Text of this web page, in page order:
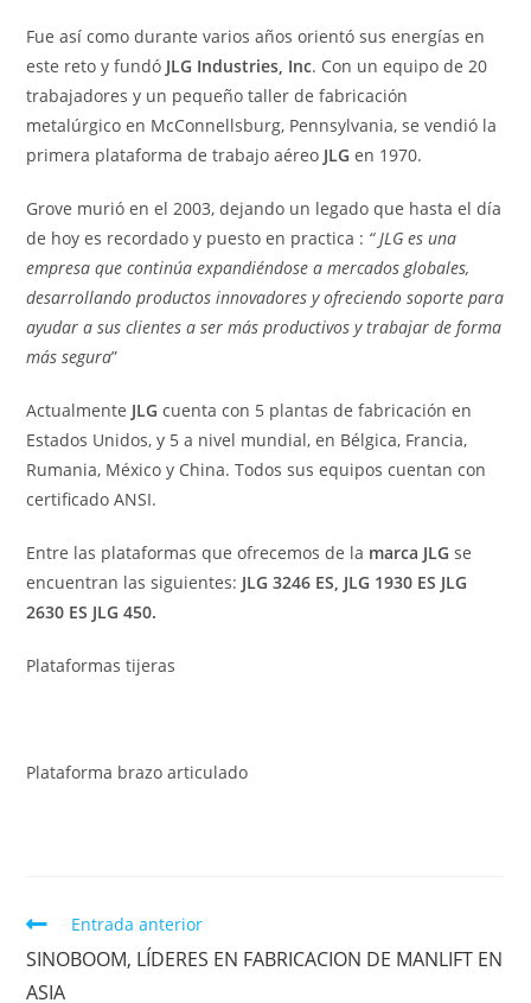
Fue así como durante varios años orientó sus energías en
este reto y fundó JLG Industries, Inc. Con un equipo de 20
trabajadores y un pequeño taller de fabricación
metalúrgico en McConnellsburg, Pennsylvania, se vendió la
primera plataforma de trabajo aéreo JLGen 1970.
Grove murió en el 2003, dejando un legado que hasta el día
de hoy es recordado y puesto en practica : “ JLG es una
empresa que continúa expandiéndose a mercados globales,
desarrollando productos innovadores y ofreciendo soporte para
ayudar a sus clientes a ser más productivos y trabajar de forma
más segura”
Actualmente JLGcuenta con 5 plantas de fabricación en
Estados Unidos, y 5 a nivel mundial, en Bélgica, Francia,
Rumania, México y China. Todos sus equipos cuentan con
certificado ANSI.
Entre las plataformas que ofrecemos de la marca JLG se
encuentran las siguientes: JLG 3246 ES, JLG 1930 ES JLG
2630 ES JLG 450.
Plataformas tijeras
Plataforma brazo articulado
Entrada anterior
SINOBOOM, LÍDERES EN FABRICACION DE MANLIFT EN
ASIA